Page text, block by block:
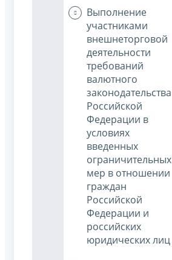
Выполнение
участниками
внешнеторговой
деятельности
требований
валютного
законодательства
Российской
Федерации в
условиях
введенных
ограничительных
мер в отношении
граждан
Российской
Федерации и
российских
юридических лиц